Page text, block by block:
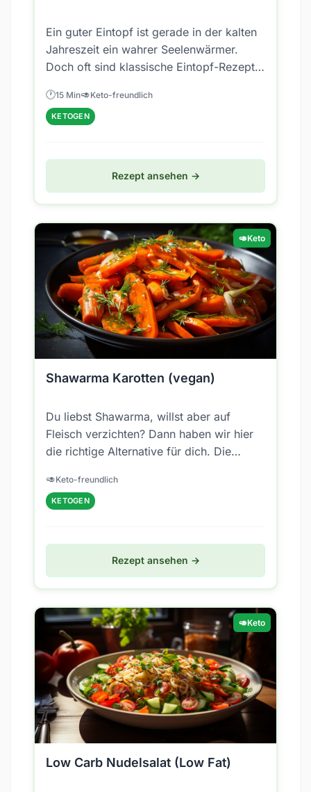
Ein guter Eintopf ist gerade in der kalten
Jahreszeit ein wahrer Seelenwärmer.
Doch oft sind klassische Eintopf-Rezepte
🕐15 Min🥑Keto-freundlich
KETOGEN
Rezept ansehen →
🥑Keto
Shawarma Karotten (vegan)
Du liebst Shawarma, willst aber auf
Fleisch verzichten? Dann haben wir hier
die richtige Alternative für dich. Die
Shawarma...
🥑Keto-freundlich
KETOGEN
Rezept ansehen →
🥑Keto
Low Carb Nudelsalat (Low Fat)